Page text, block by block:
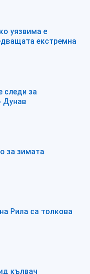
уязвима е
екстремна
следи за
Дунав
за зимата
Рила са толкова
кълвач